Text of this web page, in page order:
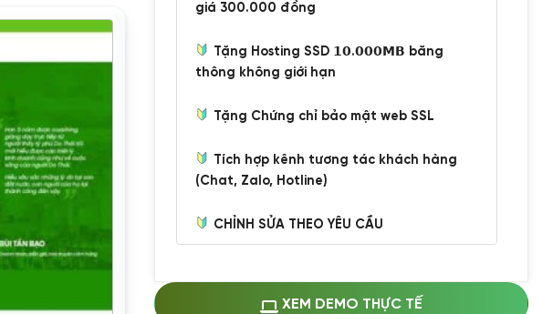
giá 300.000 đồng
Tặng Hosting SSD 𝟭𝟬.𝟬𝟬𝟬𝗠𝗕 băng
thông không giới hạn
Tặng Chứng chỉ bảo mật web SSL
Tích hợp kênh tương tác khách hàng
(Chat, Zalo, Hotline)
CHỈNH SỬA THEO YÊU CẦU
Thay logo + thông tin doanh nghiệp
XEM DEMO THỰC TẾ